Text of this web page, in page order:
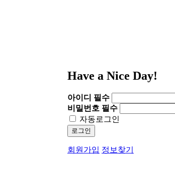
Have a Nice Day!
아이디 필수
비밀번호 필수
자동로그인
로그인
회원가입 정보찾기